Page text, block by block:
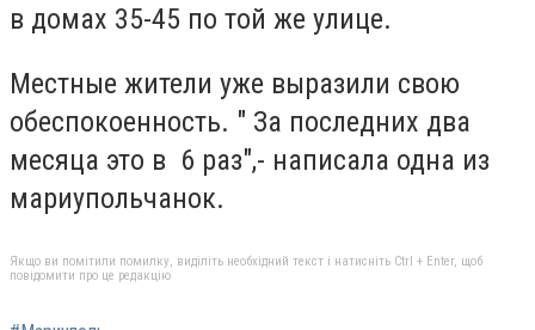
в домах 35-45 по той же улице.
Местные жители уже выразили свою
обеспокоенность. " За последних два
месяца это в 6 раз",- написала одна из
мариупольчанок.
Якщо ви помітили помилку, виділіть необхідний текст і натисніть Ctrl + Enter, щоб
повідомити про це редакцію